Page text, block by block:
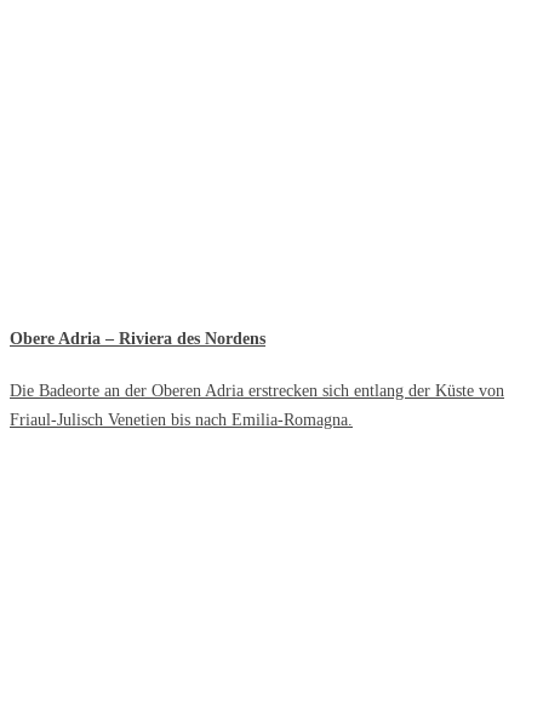
Obere Adria – Riviera des Nordens
Die Badeorte an der Oberen Adria erstrecken sich entlang der Küste von
Friaul-Julisch Venetien bis nach Emilia-Romagna.